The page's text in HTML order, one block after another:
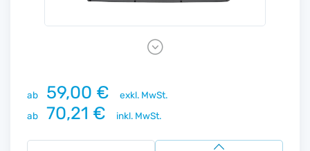
Next
ab 59,00 €
exkl. MwSt.
ab
70,21 € inkl. MwSt.